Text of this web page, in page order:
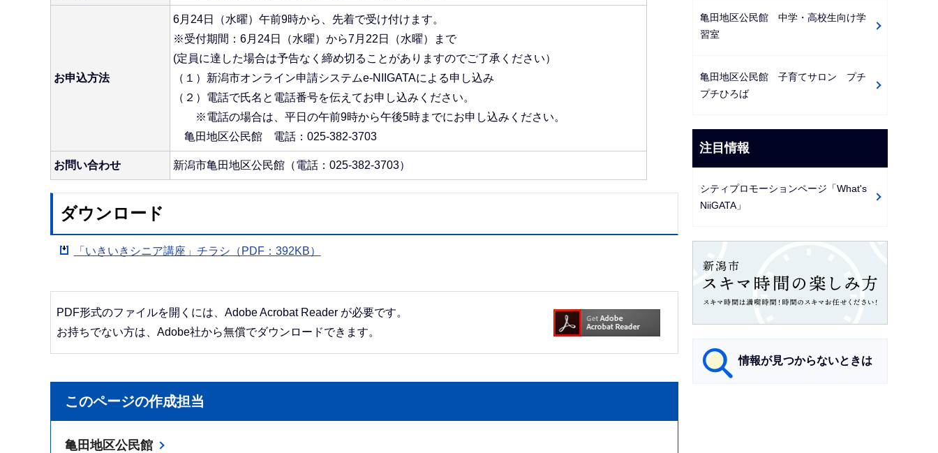
お申込方法
6月24日（水曜）午前9時から、先着で受け付けます。
※受付期間：6月24日（水曜）から7月22日（水曜）まで
(定員に達した場合は予告なく締め切ることがありますのでご了承ください）
（１）新潟市オンライン申請システムe-NIIGATAによる申し込み
（２）電話で氏名と電話番号を伝えてお申し込みください。
※電話の場合は、平日の午前9時から午後5時までにお申し込みください。
亀田地区公民館 電話：025-382-3703
お問い合わせ 新潟市亀田地区公民館（電話：025-382-3703）
ダウンロード
「いきいきシニア講座」チラシ（PDF：392KB）
PDF形式のファイルを開くには、Adobe Acrobat Reader が必要です。
お持ちでない方は、Adobe社から無償でダウンロードできます。
このページの作成担当
亀田地区公民館
亀田地区公民館 中学・高校生向け学
習室
亀田地区公民館 子育てサロン プチ
プチひろば
注目情報
シティプロモーションページ「What's
NiiGATA」
情報が見つからないときは